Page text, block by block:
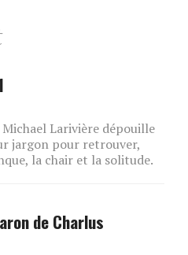
Michael Larivière dépouille
jargon pour retrouver,
la chair et la solitude.
de Charlus